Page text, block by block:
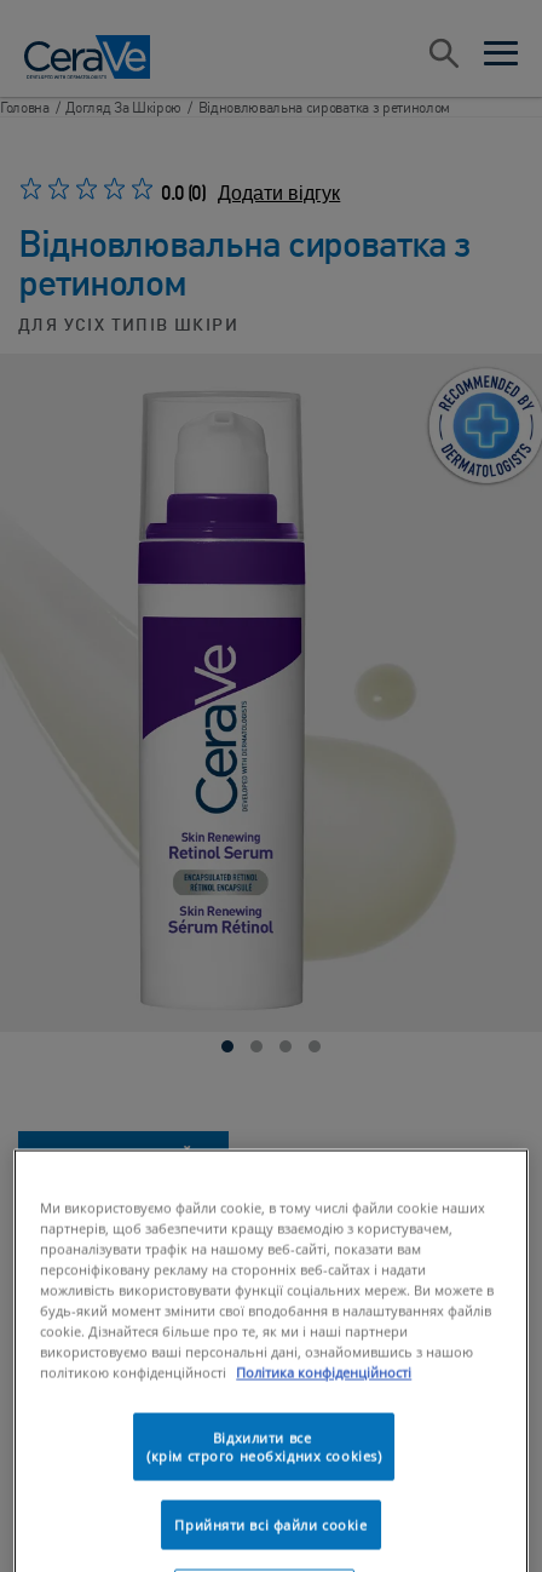
open
open
ПОШУК​
Головна / Догляд За Шкірою / Відновлювальна сироватка з ретинолом
0.0 (0) Додати відгук​
Відновлювальна сироватка з
ретинолом
ДЛЯ УСІХ ТИПІВ ШКІРИ
Сироватка містить гіалуронову кислоту
для додаткового зволоження, ніацинамід
для заспокоєння, а також три необхідні
кераміди, які разом утримують вологу та
Ретинол — це необхідний інгредієнт у будь-якому догляді за
шкірою для боротьби з ознаками старіння. Сироватка з
ретинолом ефективно покращує вигляд дрібних зморшок,
КУПИТИ ОНЛАЙН
ДЕ КУПИТИ
Ми використовуємо файли cookie, в тому числі файли cookie наших
партнерів, щоб забезпечити кращу взаємодію з користувачем,
проаналізувати трафік на нашому веб-сайті, показати вам
персоніфіковану рекламу на сторонніх веб-сайтах і надати
можливість використовувати функції соціальних мереж. Ви можете в
будь-який момент змінити свої вподобання в налаштуваннях файлів
cookie. Дізнайтеся більше про те, як ми і наші партнери
використовуємо ваші персональні дані, ознайомившись з нашою
політикою конфіденційності
Політика конфіденційності
Відхилити все
(крім строго необхідних cookies)
Прийняти всі файли сookie